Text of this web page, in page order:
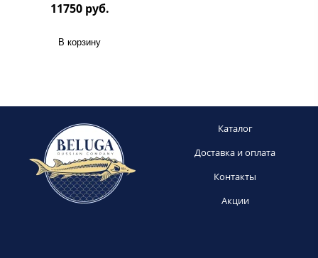
11750 руб.
В корзину
Каталог
Доставка и оплата
Контакты
Акции